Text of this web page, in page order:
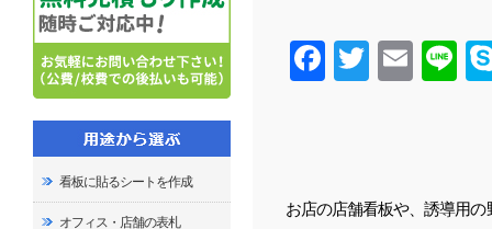
FacebookTwitter Email Line
お店の店舗看板や、誘導用
看板に貼るシートを作成
オフィス・店舗の表札